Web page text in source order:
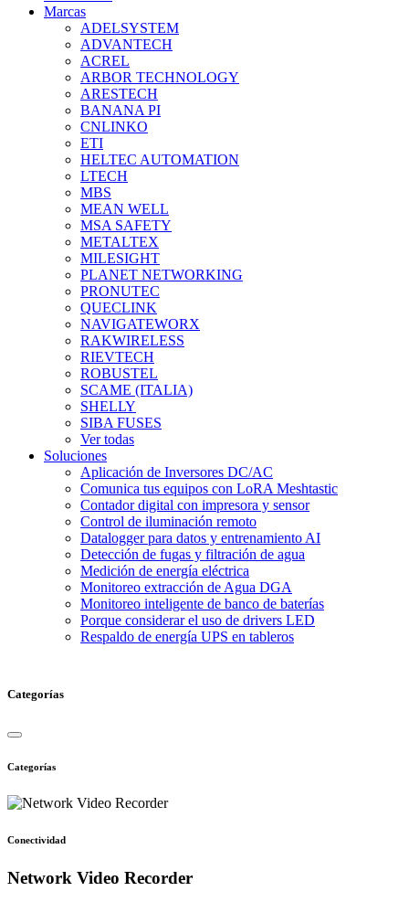
Marcas
ADELSYSTEM
ADVANTECH
ACREL
ARBOR TECHNOLOGY
ARESTECH
BANANA PI
CNLINKO
ETI
HELTEC AUTOMATION
LTECH
MBS
MEAN WELL
MSA SAFETY
METALTEX
MILESIGHT
PLANET NETWORKING
PRONUTEC
QUECLINK
NAVIGATEWORX
RAKWIRELESS
RIEVTECH
ROBUSTEL
SCAME (ITALIA)
SHELLY
SIBA FUSES
Ver todas
Soluciones
Aplicación de Inversores DC/AC
Comunica tus equipos con LoRA Meshtastic
Contador digital con impresora y sensor
Control de iluminación remoto
Datalogger para datos y entrenamiento AI
Detección de fugas y filtración de agua
Medición de energía eléctrica
Monitoreo extracción de Agua DGA
Monitoreo inteligente de banco de baterías
Porque considerar el uso de drivers LED
Respaldo de energía UPS en tableros
Categorías
Categorías
Conectividad
Network Video Recorder